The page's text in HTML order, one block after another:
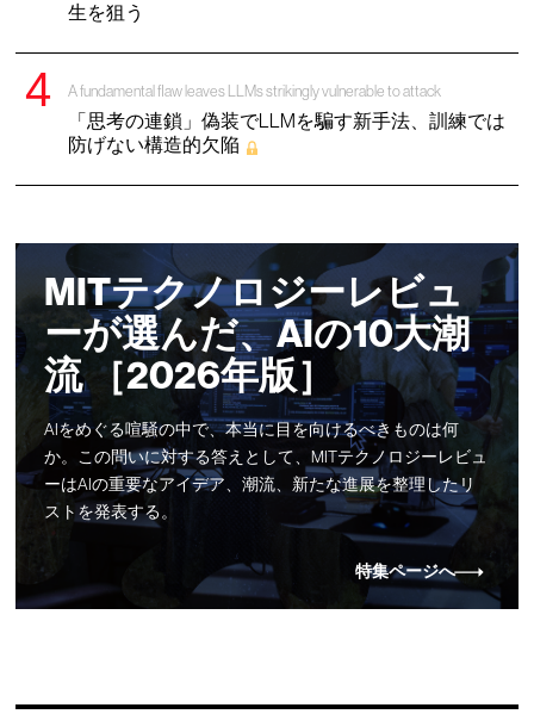
生を狙う
A fundamental flaw leaves LLMs strikingly vulnerable to attack
「思考の連鎖」偽装でLLMを騙す新手法、訓練では
防げない構造的欠陥
MITテクノロジーレビュ
ーが選んだ、AIの10大潮
流 ［2026年版］
AIをめぐる喧騒の中で、本当に目を向けるべきものは何
か。この問いに対する答えとして、MITテクノロジーレビュ
ーはAIの重要なアイデア、潮流、新たな進展を整理したリ
ストを発表する。
特集ページへ